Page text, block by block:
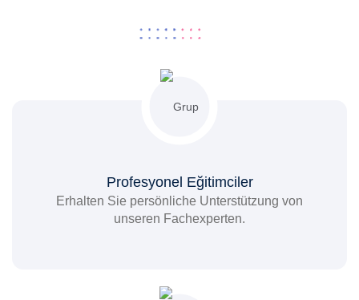
Profesyonel Eğitimciler
Erhalten Sie persönliche Unterstützung von
unseren Fachexperten.